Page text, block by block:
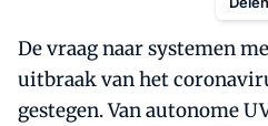
De vraag naar systemen
uitbraak van het
gestegen. Van autonome